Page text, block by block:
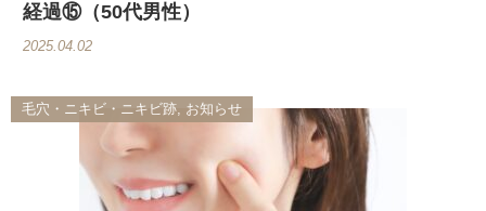
経過⑮（50代男性）
2025.04.02
毛穴・ニキビ・ニキビ跡, お知らせ